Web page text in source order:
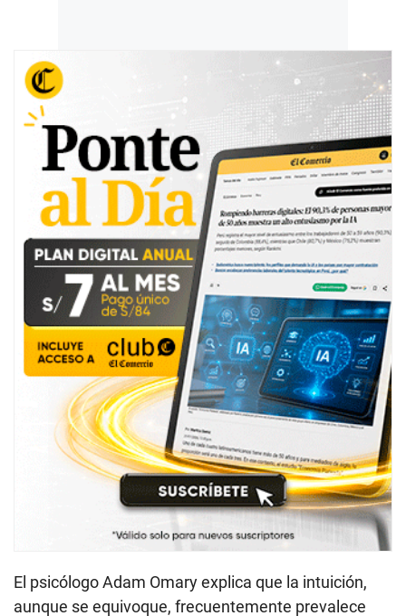
El psicólogo Adam Omary explica que la intuición,
aunque se equivoque, frecuentemente prevalece